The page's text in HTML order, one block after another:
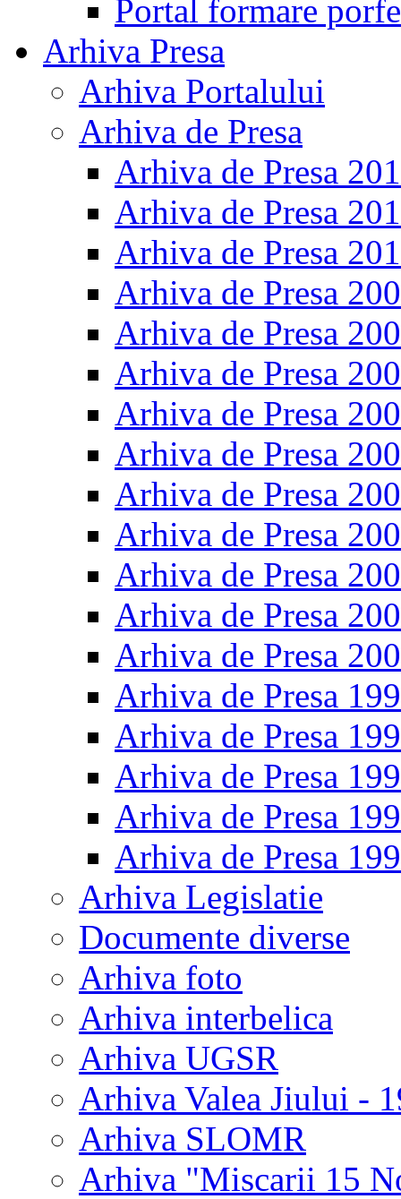
Portal formare
Arhiva Presa
Arhiva Portalului
Arhiva de Presa
Arhiva de Presa
Arhiva de Presa
Arhiva de Presa
Arhiva de Presa
Arhiva de Presa
Arhiva de Presa
Arhiva de Presa
Arhiva de Presa
Arhiva de Presa
Arhiva de Presa
Arhiva de Presa
Arhiva de Presa
Arhiva de Presa
Arhiva de Presa
Arhiva de Presa
Arhiva de Presa
Arhiva de Presa
Arhiva de Presa
Arhiva Legislatie
Documente diverse
Arhiva foto
Arhiva interbelica
Arhiva UGSR
Arhiva Valea Jiului -
Arhiva SLOMR
Arhiva "Miscarii 15